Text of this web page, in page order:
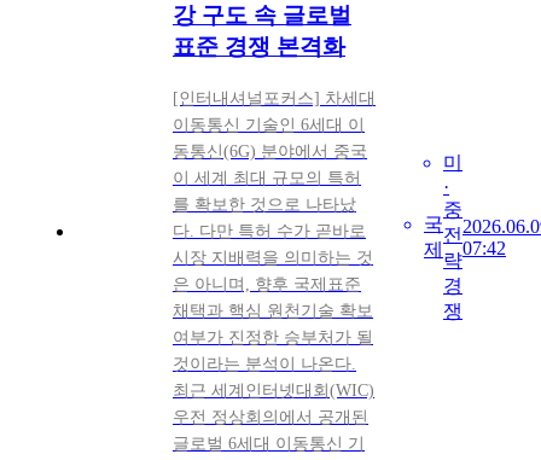
강 구도 속 글로벌
표준 경쟁 본격화
[인터내셔널포커스] 차세대
이동통신 기술인 6세대 이
동통신(6G) 분야에서 중국
이 세계 최대 규모의 특허
를 확보한 것으로 나타났
다. 다만 특허 수가 곧바로
시장 지배력을 의미하는 것
은 아니며, 향후 국제표준
채택과 핵심 원천기술 확보
여부가 진정한 승부처가 될
것이라는 분석이 나온다.
최근 세계인터넷대회(WIC)
우전 정상회의에서 공개된
글로벌 6세대 이동통신 기
국
제
미
·
중
전
략
경
쟁
07:42